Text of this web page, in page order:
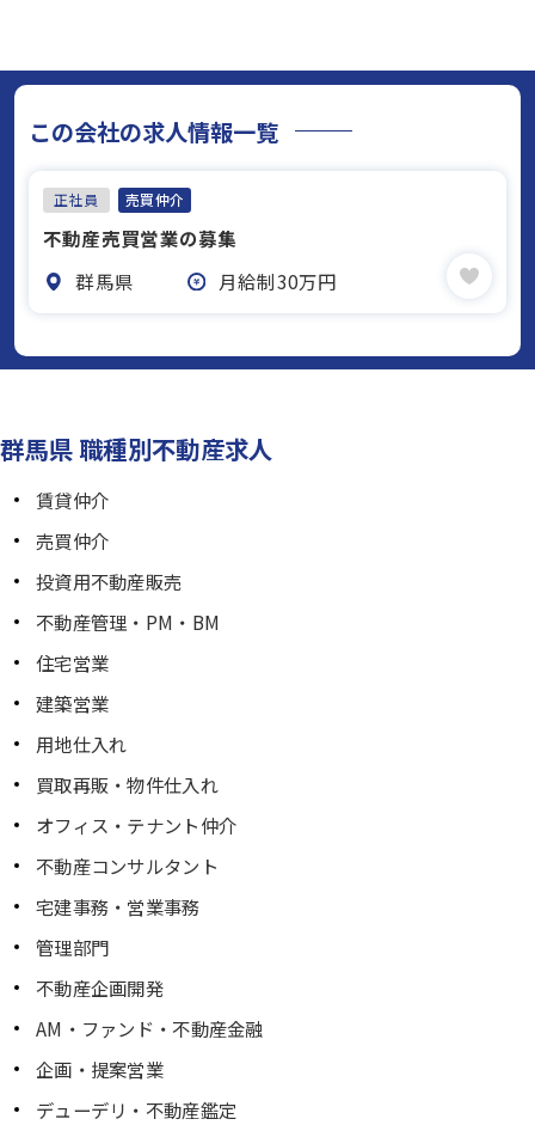
この会社の求人情報一覧
正社員 売買仲介
不動産売買営業の募集
群馬県
月給制30万円
群馬県 職種別不動産求人
賃貸仲介
売買仲介
投資用不動産販売
不動産管理・PM・BM
住宅営業
建築営業
用地仕入れ
買取再販・物件仕入れ
オフィス・テナント仲介
不動産コンサルタント
宅建事務・営業事務
管理部門
不動産企画開発
AM・ファンド・不動産金融
企画・提案営業
デューデリ・不動産鑑定